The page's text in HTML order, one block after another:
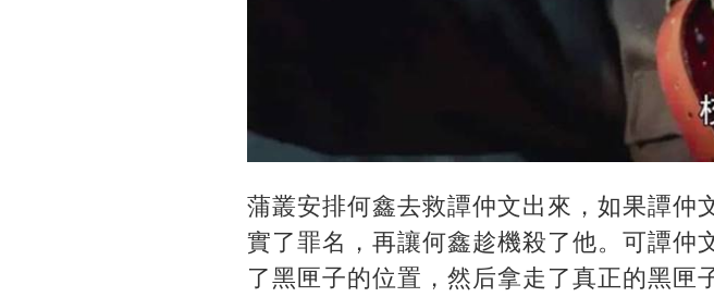
蒲叢安排何鑫去救譚仲文出來，如果譚仲
實了罪名，再讓何鑫趁機殺了他。可譚仲
了黑匣子的位置，然后拿走了真正的黑匣